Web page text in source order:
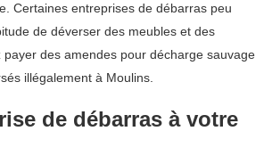
Certaines entreprises de débarras peu
de déverser des meubles et des
payer des amendes pour décharge sauvage
illégalement à Moulins.
de débarras à votre